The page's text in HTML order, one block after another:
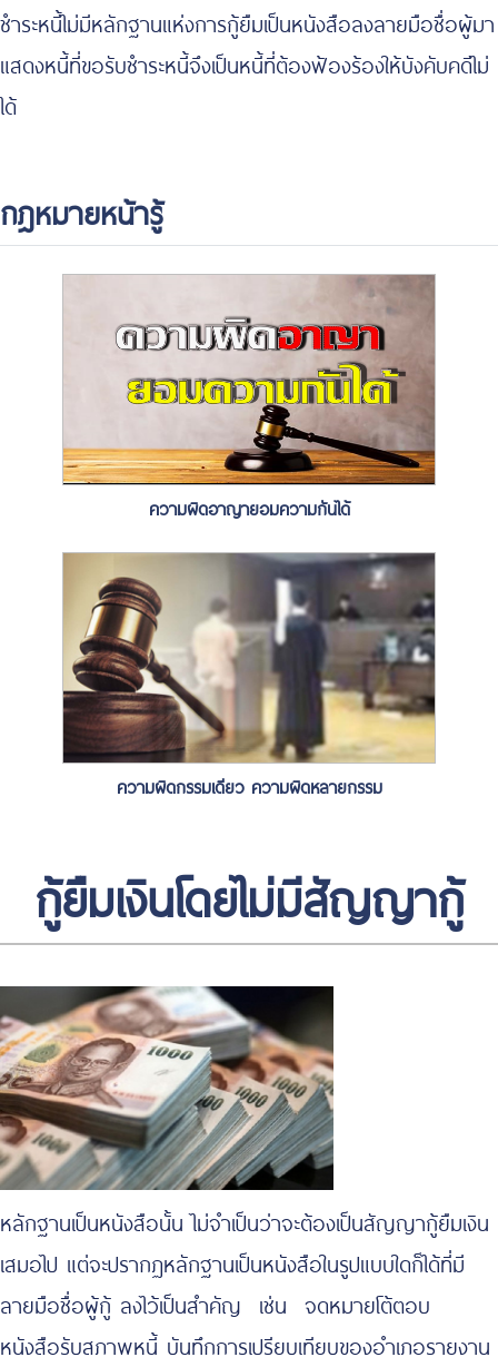
ชำระหนี้ไม่มีหลักฐานแห่งการกู้ยืมเป็นหนังสือลงลายมือชื่อผู้มา
แสดงหนี้ที่ขอรับชำระหนี้จึงเป็นหนี้ที่ต้องฟ้องร้องให้บังคับคดีไม่
ได้
กฎหมายหน้ารู้
ความผิดอาญายอมความกันได้
ความผิดกรรมเดียว ความผิดหลายกรรม
กู้ยืมเงินโดยไม่มีสัญญากู้
หลักฐานเป็นหนังสือนั้น ไม่จำเป็นว่าจะต้องเป็นสัญญากู้ยืมเงิน
เสมอไป แต่จะปรากฏหลักฐานเป็นหนังสือในรูปแบบใดก็ได้ที่มี
ลายมือชื่อผู้กู้ ลงไว้เป็นสำคัญ เช่น จดหมายโต้ตอบ
หนังสือรับสภาพหนี้ บันทึกการเปรียบเทียบของอำเภอรายงาน